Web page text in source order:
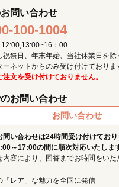
「レア」な魅力を全国に発信
問い合わせ
100-1004
：00
祝祭日、年末年始、当社休業日を除
ネットからのみ受け付けておりま
文を受け付けておりません。
お問い合わせ
お問い合わせ
問い合わせは24時間受け付けており
～17:00の間に順次対応いたしま
容により、回答までお時間をいた